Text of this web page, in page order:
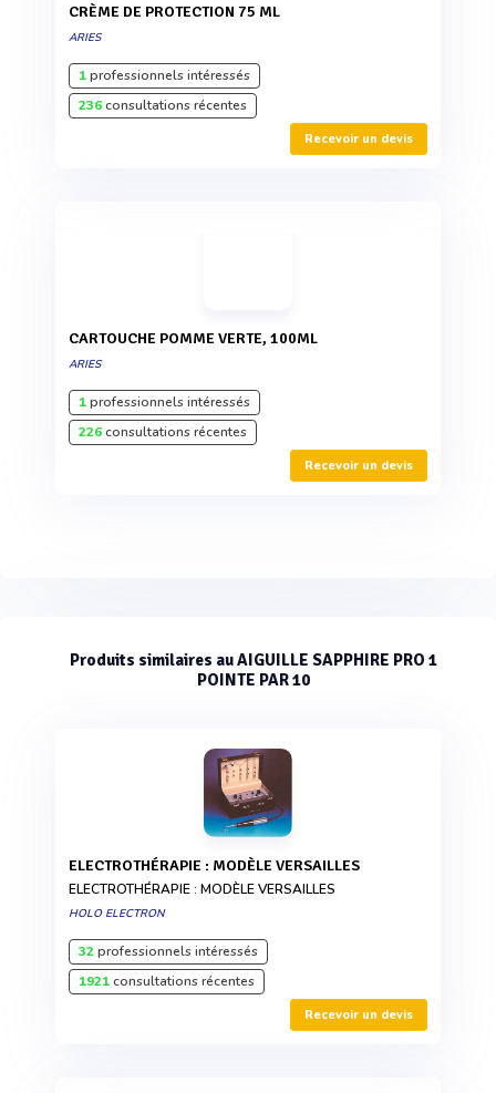
CRÈME DE PROTECTION 75 ML
ARIES
1professionnels intéressés
236consultations récentes
Recevoir un devis
CARTOUCHE POMME VERTE, 100ML
ARIES
1professionnels intéressés
226consultations récentes
Recevoir un devis
Produits similaires au AIGUILLE SAPPHIRE PRO 1
POINTE PAR 10
ELECTROTHÉRAPIE : MODÈLE VERSAILLES
ELECTROTHÉRAPIE : MODÈLE VERSAILLES
HOLO ELECTRON
32professionnels intéressés
1921consultations récentes
Recevoir un devis